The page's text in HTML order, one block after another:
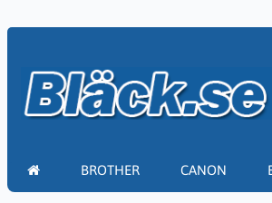
BROTHER CANON